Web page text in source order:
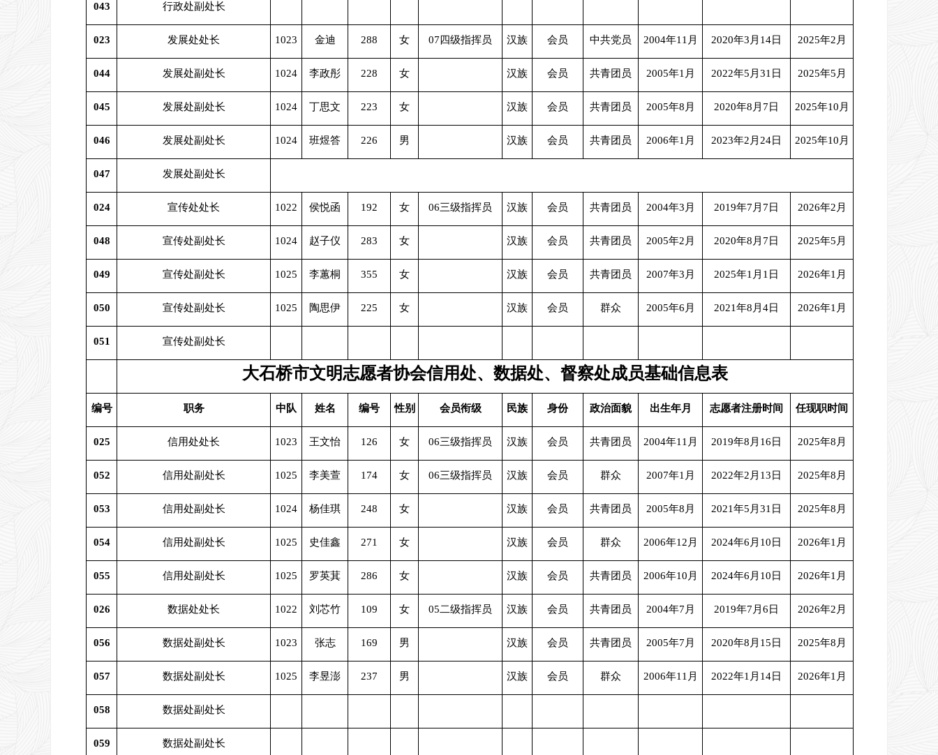
043 行政处副处长
023 发展处处长 1023 金迪 288 女 07四级指挥员 汉族 会员 中共党员 2004年11月 2020年3月14日 2025年2月
044 发展处副处长 1024 李政彤 228 女 汉族 会员 共青团员 2005年1月 2022年5月31日 2025年5月
045 发展处副处长 1024 丁思文 223 女 汉族 会员 共青团员 2005年8月 2020年8月7日 2025年10月
046 发展处副处长 1024 班煜答 226 男 汉族 会员 共青团员 2006年1月 2023年2月24日 2025年10月
047 发展处副处长
024 宣传处处长 1022 侯悦函 192 女 06三级指挥员 汉族 会员 共青团员 2004年3月 2019年7月7日 2026年2月
048 宣传处副处长 1024 赵子仪 283 女 汉族 会员 共青团员 2005年2月 2020年8月7日 2025年5月
049 宣传处副处长 1025 李蕙桐 355 女 汉族 会员 共青团员 2007年3月 2025年1月1日 2026年1月
050 宣传处副处长 1025 陶思伊 225 女 汉族 会员 群众 2005年6月 2021年8月4日 2026年1月
051 宣传处副处长
大石桥市文明志愿者协会信用处、数据处、督察处成员基础信息表
编号 职务 中队 姓名 编号 性别 会员衔级 民族 身份 政治面貌 出生年月 志愿者注册时间 任现职时间
025 信用处处长 1023 王文怡 126 女 06三级指挥员 汉族 会员 共青团员 2004年11月 2019年8月16日 2025年8月
052 信用处副处长 1025 李美萱 174 女 06三级指挥员 汉族 会员 群众 2007年1月 2022年2月13日 2025年8月
053 信用处副处长 1024 杨佳琪 248 女 汉族 会员 共青团员 2005年8月 2021年5月31日 2025年8月
054 信用处副处长 1025 史佳鑫 271 女 汉族 会员 群众 2006年12月 2024年6月10日 2026年1月
055 信用处副处长 1025 罗英萁 286 女 汉族 会员 共青团员 2006年10月 2024年6月10日 2026年1月
026 数据处处长 1022 刘芯竹 109 女 05二级指挥员 汉族 会员 共青团员 2004年7月 2019年7月6日 2026年2月
056 数据处副处长 1023 张志 169 男 汉族 会员 共青团员 2005年7月 2020年8月15日 2025年8月
057 数据处副处长 1025 李昱澎 237 男 汉族 会员 群众 2006年11月 2022年1月14日 2026年1月
058 数据处副处长
059 数据处副处长